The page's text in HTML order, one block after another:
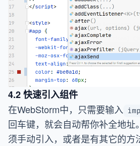
4.2 快速引入组件
在WebStorm中，只需要输入
回车键，就会自动帮你补全地址
须手动引入，或者是有其它的方